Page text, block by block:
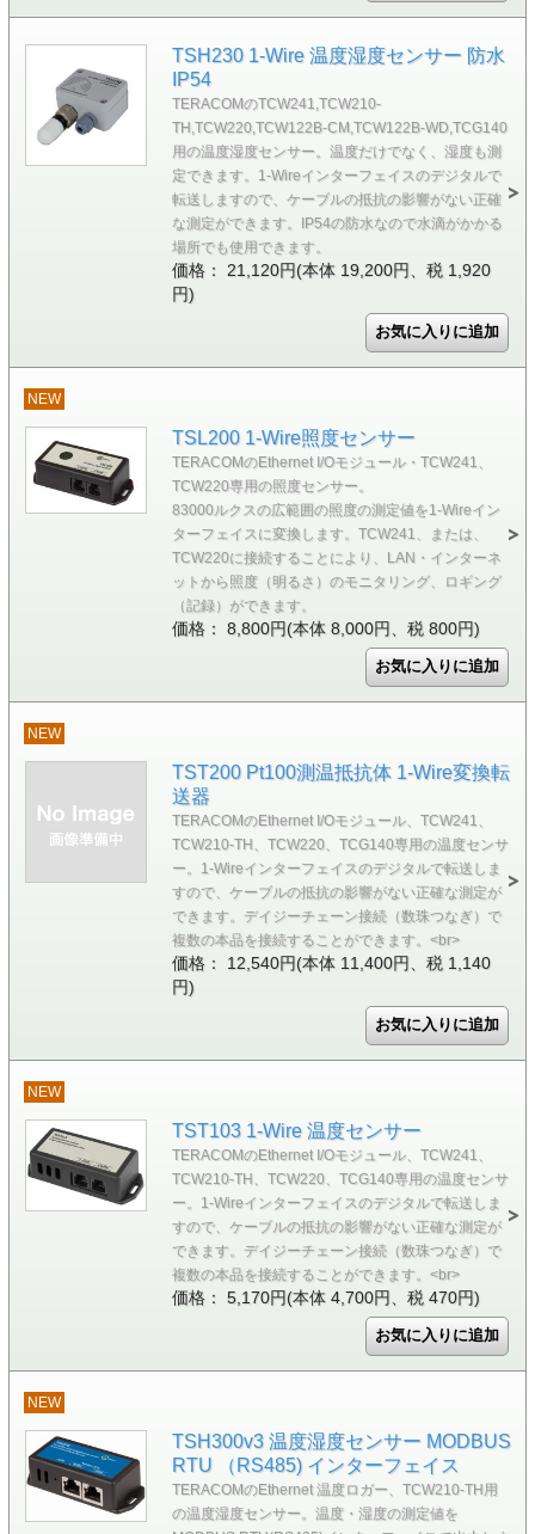
TSH230 1-Wire 温度湿度センサー 防水
IP54
TERACOMのTCW241,TCW210-
TH,TCW220,TCW122B-CM,TCW122B-WD,TCG140
用の温度湿度センサー。温度だけでなく、湿度も測
定できます。1-Wireインターフェイスのデジタルで
転送しますので、ケーブルの抵抗の影響がない正確
な測定ができます。IP54の防水なので水滴がかかる
場所でも使用できます。
価格： 21,120円(本体 19,200円、税 1,920
円)
NEW
TSL200 1-Wire照度センサー
TERACOMのEthernet I/Oモジュール・TCW241、
TCW220専用の照度センサー。
83000ルクスの広範囲の照度の測定値を1-Wireイン
ターフェイスに変換します。TCW241、または、
TCW220に接続することにより、LAN・インターネ
ットから照度（明るさ）のモニタリング、ロギング
（記録）ができます。
価格： 8,800円(本体 8,000円、税 800円)
NEW
TST200 Pt100測温抵抗体 1-Wire変換転
送器
TERACOMのEthernet I/Oモジュール、TCW241、
TCW210-TH、TCW220、TCG140専用の温度センサ
ー。1-Wireインターフェイスのデジタルで転送しま
すので、ケーブルの抵抗の影響がない正確な測定が
できます。デイジーチェーン接続（数珠つなぎ）で
複数の本品を接続することができます。<br>
価格： 12,540円(本体 11,400円、税 1,140
円)
NEW
TST103 1-Wire 温度センサー
TERACOMのEthernet I/Oモジュール、TCW241、
TCW210-TH、TCW220、TCG140専用の温度センサ
ー。1-Wireインターフェイスのデジタルで転送しま
すので、ケーブルの抵抗の影響がない正確な測定が
できます。デイジーチェーン接続（数珠つなぎ）で
複数の本品を接続することができます。<br>
価格： 5,170円(本体 4,700円、税 470円)
NEW
TSH300v3 温度湿度センサー MODBUS
RTU （RS485) インターフェイス
TERACOMのEthernet 温度ロガー、TCW210-TH用
の温度湿度センサー。温度・湿度の測定値を